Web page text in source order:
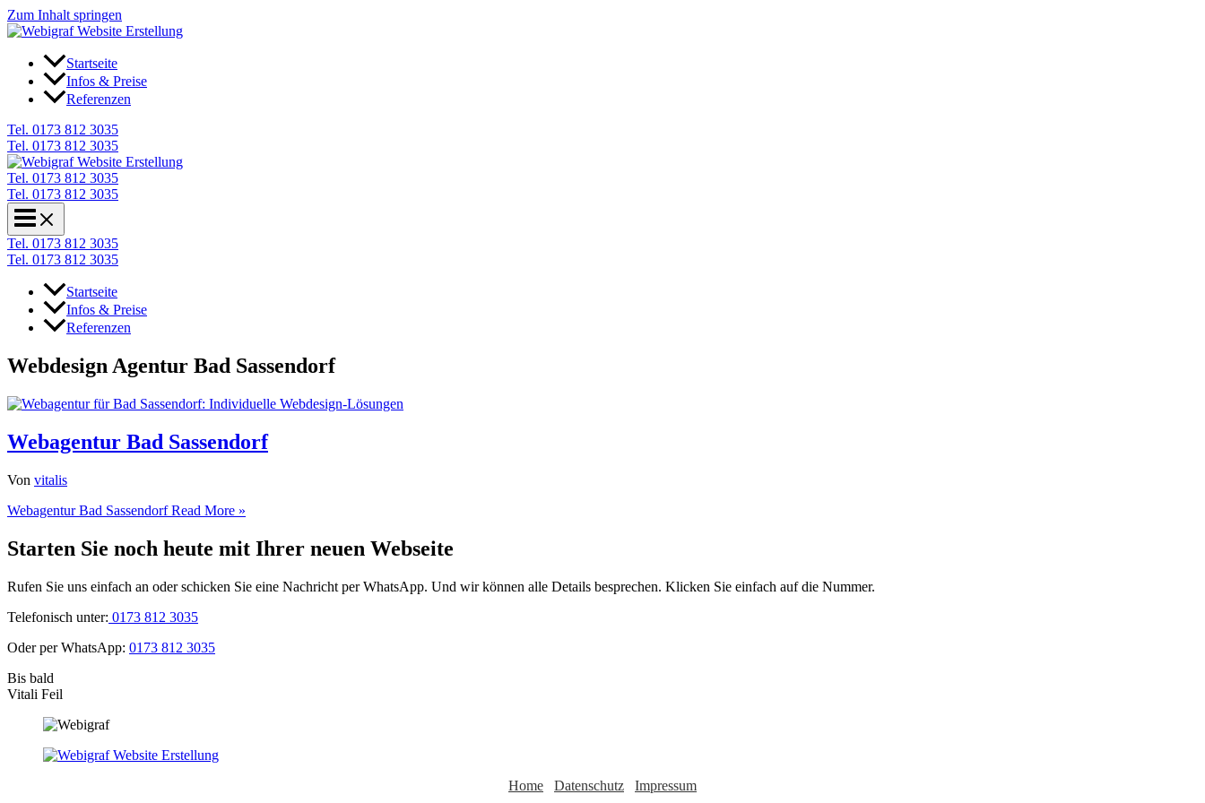
Zum Inhalt springen
Startseite
Infos & Preise
Referenzen
Tel. 0173 812 3035
Tel. 0173 812 3035
Tel. 0173 812 3035
Tel. 0173 812 3035
Tel. 0173 812 3035
Tel. 0173 812 3035
Startseite
Infos & Preise
Referenzen
Webdesign Agentur Bad Sassendorf
Webagentur Bad Sassendorf
Von vitalis
Webagentur Bad SassendorfRead More »
Starten Sie noch heute mit Ihrer neuen Webseite
Rufen Sie uns einfach an oder schicken Sie eine Nachricht per WhatsApp. Und wir können alle Details besprechen. Klicken Sie einfach auf die Nummer.
Telefonisch unter: 0173 812 3035
Oder per WhatsApp: 0173 812 3035
Bis bald
Vitali Feil
Home Datenschutz Impressum